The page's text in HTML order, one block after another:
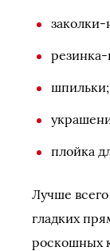
резинка-
шпильки;
плойка
Лучше
гладких
роскошных